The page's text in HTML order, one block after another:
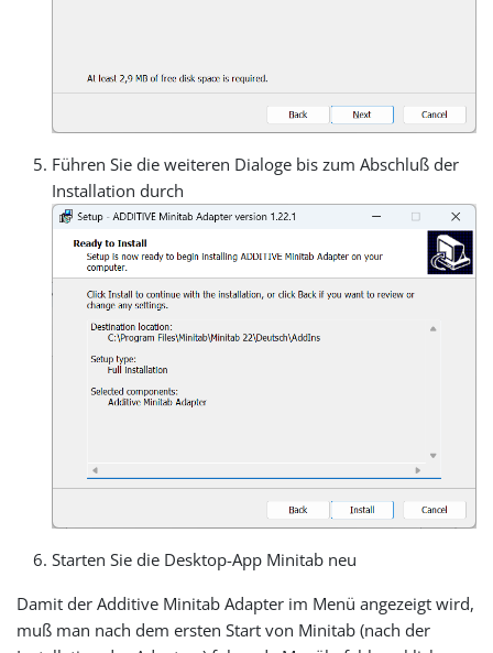
Führen Sie die weiteren Dialoge bis zum Abschluß der
Installation durch
Starten Sie die Desktop-App Minitab neu
Damit der Additive Minitab Adapter im Menü angezeigt wird,
muß man nach dem ersten Start von Minitab (nach der